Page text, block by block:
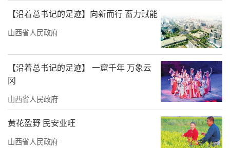
【沿着总书记的足迹】向新而行 蓄力赋能
山西省人民政府
【沿着总书记的足迹】 一窟千年 万象云
冈
山西省人民政府
黄花盈野 民安业旺
山西省人民政府